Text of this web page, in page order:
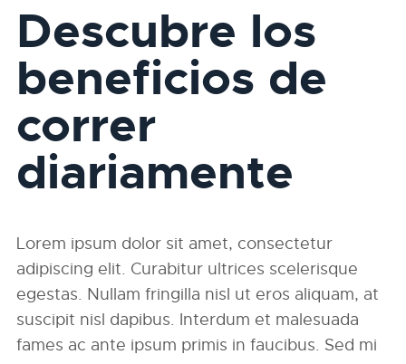
Descubre los
beneficios de
correr
diariamente
Lorem ipsum dolor sit amet, consectetur
adipiscing elit. Curabitur ultrices scelerisque
egestas. Nullam fringilla nisl ut eros aliquam, at
suscipit nisl dapibus. Interdum et malesuada
fames ac ante ipsum primis in faucibus. Sed mi